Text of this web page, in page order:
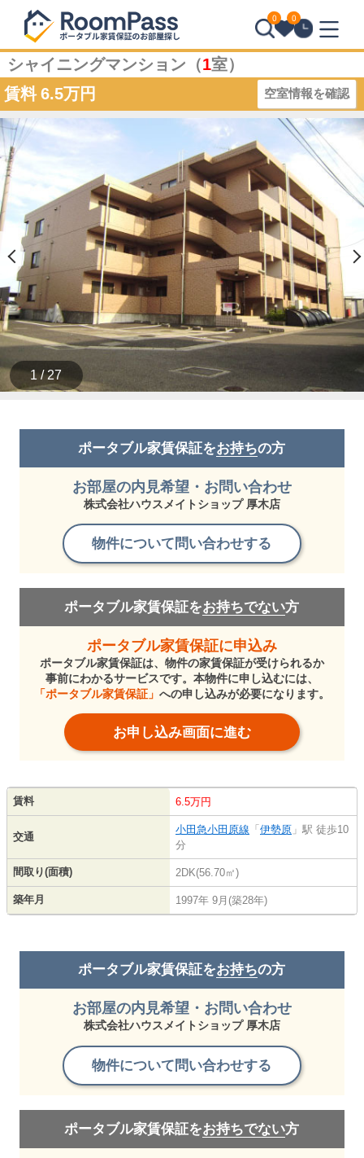
0 0
シャイニングマンション（1室）
賃料 6.5万円 空室情報を確認
1 / 27
ポータブル家賃保証をお持ちの方
お部屋の内見希望・お問い合わせ
株式会社ハウスメイトショップ 厚木店
物件について問い合わせする
ポータブル家賃保証をお持ちでない方
ポータブル家賃保証に申込み
ポータブル家賃保証は、物件の家賃保証が受けられるか
事前にわかるサービスです。本物件に申し込むには、
「ポータブル家賃保証」 への申し込みが必要になります。
お申し込み画面に進む
賃料 6.5万円
交通
小田急小田原線 「伊勢原 」駅 徒歩10
分
間取り(面積) 2DK(56.70㎡)
築年月 1997年 9月(築28年)
ポータブル家賃保証をお持ちの方
お部屋の内見希望・お問い合わせ
株式会社ハウスメイトショップ 厚木店
物件について問い合わせする
ポータブル家賃保証をお持ちでない方